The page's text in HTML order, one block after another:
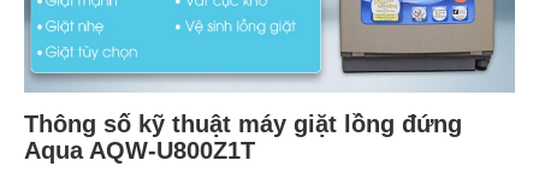
Thông số kỹ thuật máy giặt lồng đứng
Aqua AQW-U800Z1T